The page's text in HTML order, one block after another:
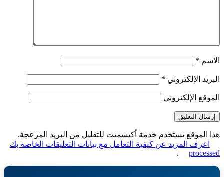
*
الإلكتروني *
الإلكتروني
يستخدم خدمة أكيسميت للتقليل من البريد المزعجة.
المزيد عن كيفية التعامل مع بيانات التعليقات الخاصة بك
.